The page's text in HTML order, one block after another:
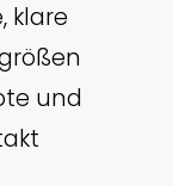
klare
und